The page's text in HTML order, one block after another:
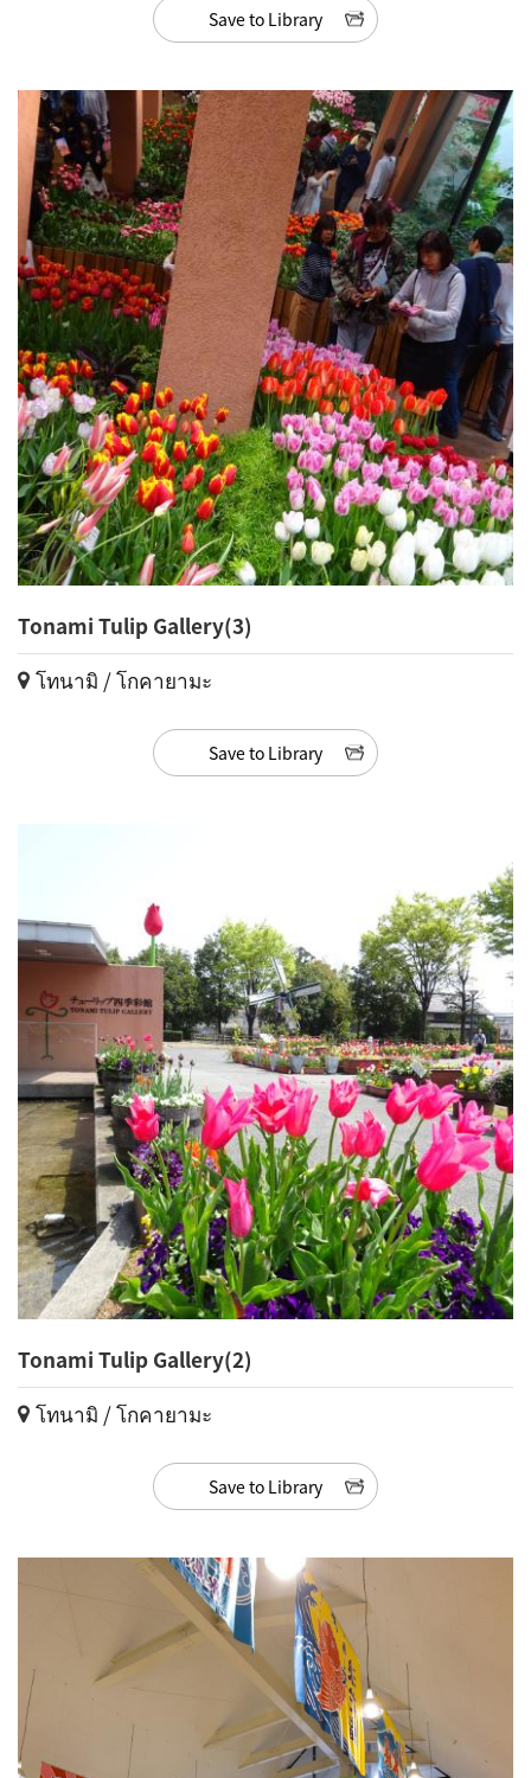
Save to Library
Tonami Tulip Gallery(3)
โทนามิ / โกคายามะ
Save to Library
Tonami Tulip Gallery(2)
โทนามิ / โกคายามะ
Save to Library